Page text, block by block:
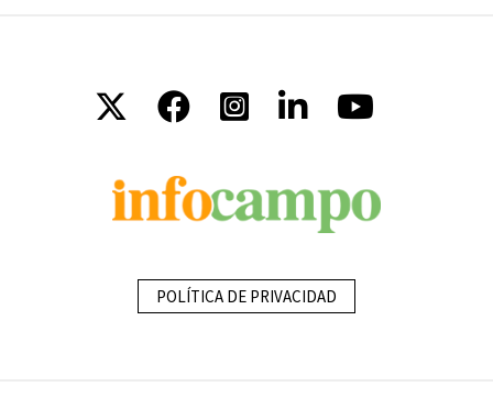
POLÍTICA DE PRIVACIDAD